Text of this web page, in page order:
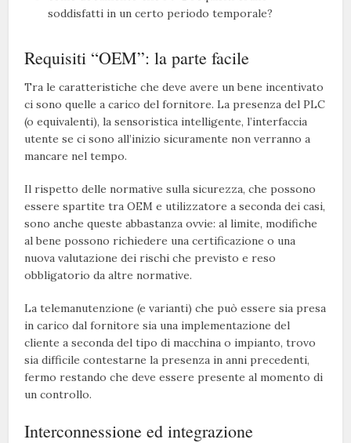
soddisfatti in un certo periodo temporale?
Requisiti “OEM”: la parte facile
Tra le caratteristiche che deve avere un bene incentivato
ci sono quelle a carico del fornitore. La presenza del PLC
(o equivalenti), la sensoristica intelligente, l’interfaccia
utente se ci sono all’inizio sicuramente non verranno a
mancare nel tempo.
Il rispetto delle normative sulla sicurezza, che possono
essere spartite tra OEM e utilizzatore a seconda dei casi,
sono anche queste abbastanza ovvie: al limite, modifiche
al bene possono richiedere una certificazione o una
nuova valutazione dei rischi che previsto e reso
obbligatorio da altre normative.
La telemanutenzione (e varianti) che può essere sia presa
in carico dal fornitore sia una implementazione del
cliente a seconda del tipo di macchina o impianto, trovo
sia difficile contestarne la presenza in anni precedenti,
fermo restando che deve essere presente al momento di
un controllo.
Interconnessione ed integrazione